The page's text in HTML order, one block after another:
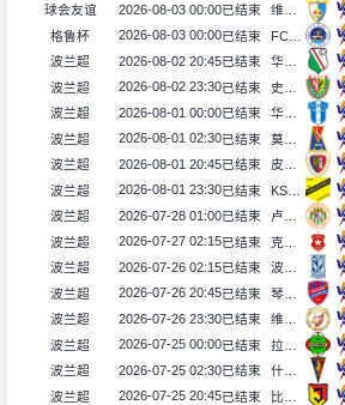
球会友谊
2026-08-03 00:00已结束
格鲁杯
2026-08-03 00:00已结束
波兰超
2026-08-02 20:45已结束
波兰超
2026-08-02 23:30已结束
波兰超
2026-08-01 00:00已结束
波兰超
2026-08-01 02:30已结束
波兰超
2026-08-01 20:45已结束
波兰超
2026-08-01 23:30已结束
波兰超
2026-07-28 01:00已结束
波兰超
2026-07-27 02:15已结束
波兰超
2026-07-26 02:15已结束
波兰超
2026-07-26 20:45已结束
波兰超
2026-07-26 23:30已结束
波兰超
2026-07-25 00:00已结束
波兰超
2026-07-25 02:30已结束
波兰超
2026-07-25 20:45已结束